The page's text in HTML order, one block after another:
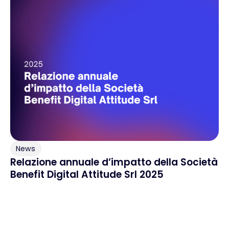
News
Relazione annuale d’impatto della Società
Benefit Digital Attitude Srl 2025